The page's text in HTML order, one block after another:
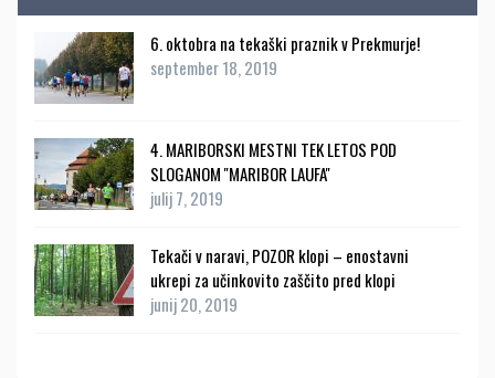
6. oktobra na tekaški praznik v Prekmurje!
september 18, 2019
4. MARIBORSKI MESTNI TEK LETOS POD
SLOGANOM ''MARIBOR LAUFA''
julij 7, 2019
Tekači v naravi, POZOR klopi – enostavni
ukrepi za učinkovito zaščito pred klopi
junij 20, 2019